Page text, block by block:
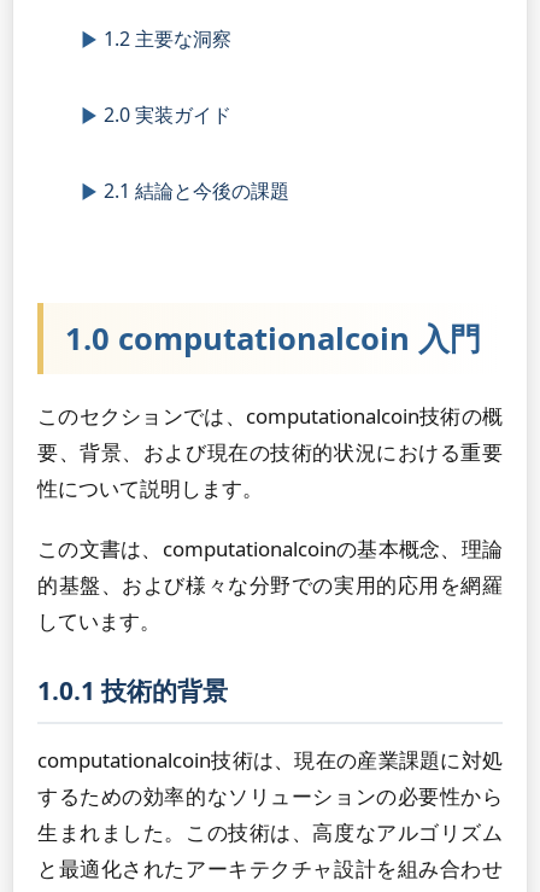
1.2 主要な洞察
2.0 実装ガイド
2.1 結論と今後の課題
1.0 computationalcoin 入門
このセクションでは、computationalcoin技術の概
要、背景、および現在の技術的状況における重要
性について説明します。
この文書は、computationalcoinの基本概念、理論
的基盤、および様々な分野での実用的応用を網羅
しています。
1.0.1 技術的背景
computationalcoin技術は、現在の産業課題に対処
するための効率的なソリューションの必要性から
生まれました。この技術は、高度なアルゴリズム
と最適化されたアーキテクチャ設計を組み合わせ